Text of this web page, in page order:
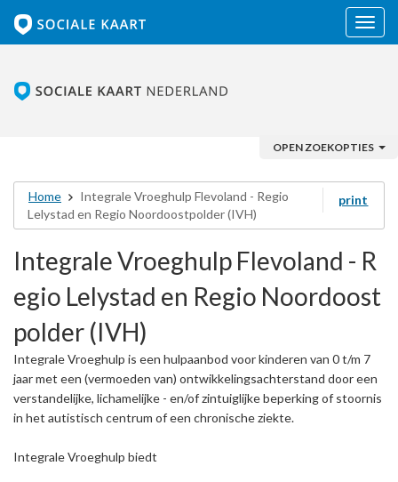
OPEN ZOEKOPTIES
Home
Integrale Vroeghulp Flevoland - Regio
Lelystad en Regio Noordoostpolder (IVH)
print
Integrale Vroeghulp Flevoland - R
egio Lelystad en Regio Noordoost
polder (IVH)
Integrale Vroeghulp is een hulpaanbod voor kinderen van 0 t/m 7
jaar met een (vermoeden van) ontwikkelingsachterstand door een
verstandelijke, lichamelijke - en/of zintuiglijke beperking of stoornis
in het autistisch centrum of een chronische ziekte.
Integrale Vroeghulp biedt